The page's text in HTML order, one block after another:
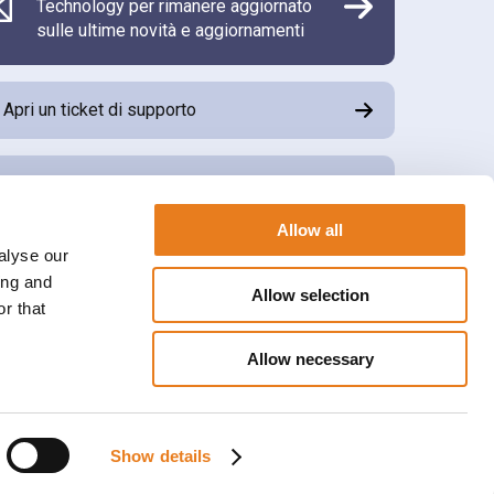
our
and
that
Show details
Allow all
Allow selection
Allow necessary
WAVE PTX
Wi-Fi
Wi-Fi 6
Wireless
WISP
Technology per rimanere aggiornato
sulle ultime novità e aggiornamenti
Apri un ticket di supporto
Accedi all’area riservata Aikom Cube